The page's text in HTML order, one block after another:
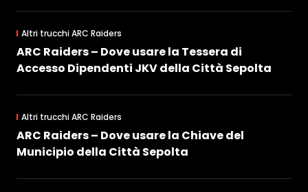
Altri trucchi ARC Raiders
ARC Raiders – Dove usare la Tessera di
Accesso Dipendenti JKV della Città Sepolta
Altri trucchi ARC Raiders
ARC Raiders – Dove usare la Chiave del
Municipio della Città Sepolta